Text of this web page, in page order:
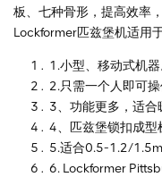
板、七种骨形，提高效率
Lockformer匹兹堡机适用
1.小型、移动式机器
2.只需一个人即可操
3、功能更多，适合
4、匹兹堡锁扣成型
5.适合0.5-1.2/
6. Lockformer